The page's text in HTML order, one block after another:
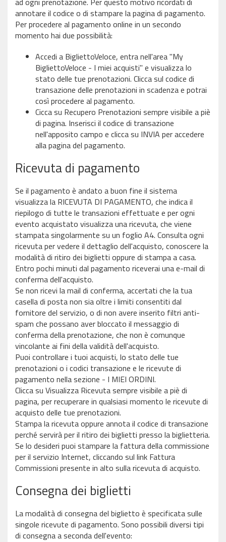
annotare il codice o di stampare la pagina di pagamento.
Per procedere al pagamento online in un secondo
momento hai due possibilità:
Accedi a BigliettoVeloce, entra nell'area "My
BigliettoVeloce - I miei acquisti" e visualizza lo
stato delle tue prenotazioni. Clicca sul codice di
transazione delle prenotazioni in scadenza e potrai
così procedere al pagamento.
Cicca su Recupero Prenotazioni sempre visibile a piè
di pagina. Inserisci il codice di transazione
nell'apposito campo e clicca su INVIA per accedere
alla pagina del pagamento.
Ricevuta di pagamento
Se il pagamento è andato a buon fine il sistema
visualizza la RICEVUTA DI PAGAMENTO, che indica il
riepilogo di tutte le transazioni effettuate e per ogni
evento acquistato visualizza una ricevuta, che viene
stampata singolarmente su un foglio A4. Consulta ogni
ricevuta per vedere il dettaglio dell'acquisto, conoscere la
modalità di ritiro dei biglietti oppure di stampa a casa.
Entro pochi minuti dal pagamento riceverai una e-mail di
conferma dell'acquisto.
Se non ricevi la mail di conferma, accertati che la tua
casella di posta non sia oltre i limiti consentiti dal
fornitore del servizio, o di non avere inserito filtri anti-
spam che possano aver bloccato il messaggio di
conferma della prenotazione, che non è comunque
vincolante ai fini della validità dell'acquisto.
Puoi controllare i tuoi acquisti, lo stato delle tue
prenotazioni o i codici transazione e le ricevute di
pagamento nella sezione - I MIEI ORDINI.
Clicca su Visualizza Ricevuta sempre visibile a piè di
pagina, per recuperare in qualsiasi momento le ricevute di
acquisto delle tue prenotazioni.
Stampa la ricevuta oppure annota il codice di transazione
perché servirà per il ritiro dei biglietti presso la biglietteria.
Se lo desideri puoi stampare la fattura della commissione
per il servizio Internet, cliccando sul link Fattura
Commissioni presente in alto sulla ricevuta di acquisto.
Consegna dei biglietti
La modalità di consegna del biglietto è specificata sulle
singole ricevute di pagamento. Sono possibili diversi tipi
di consegna a seconda dell'evento: